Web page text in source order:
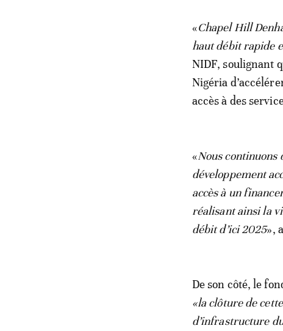
«Chapel Hill
haut débit rapide
NIDF, soulignant
Nigéria
accès à des
«Nous
développement
accès à un
réalisant ainsi la
débit d’ici 2025»,
De son côté, le
«la clôture de
d’infrastructure